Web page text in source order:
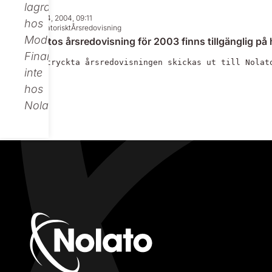
lagras
hos
Modular
Finance,
inte
hos
Nolato.
Mar 24, 2004, 09:11
RegulatorisktÅrsredovisning
Nolatos årsredovisning för 2003 finns tillgänglig
Den tryckta årsredovisningen skickas ut till